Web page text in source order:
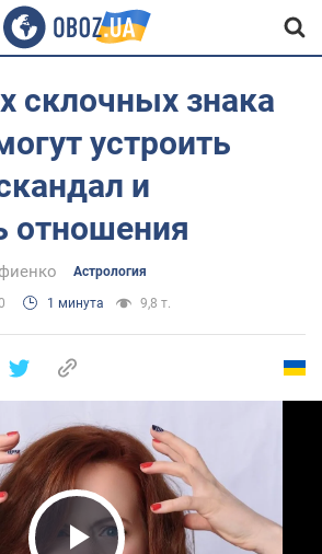
склочных знака
устроить
и
отношения
Астрология
1 минута 9,8 т.